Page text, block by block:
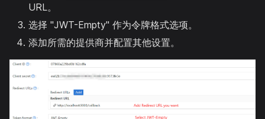
URL。
选择 "JWT-Empty" 作为令牌格式选项。
添加所需的提供商并配置其他设置。